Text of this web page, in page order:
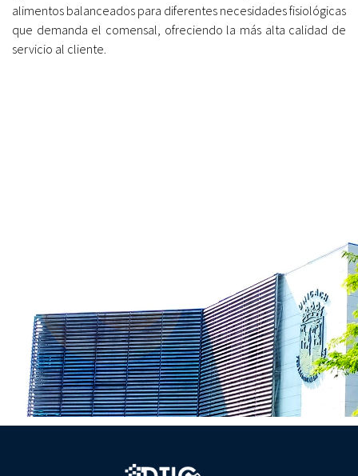
alimentos balanceados para diferentes necesidades fisiológicas
que demanda el comensal, ofreciendo la más alta calidad de
servicio al cliente.